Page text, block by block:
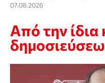
07.08.2026
Από την ίδια